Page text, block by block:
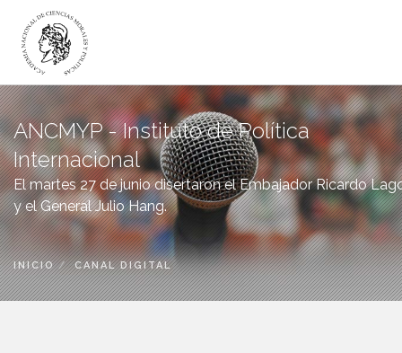
LA ACADEMIA
ACADÉMICOS
INSTITUTOS
DICTÁMENES
PUBLICACIONES
CANAL DIGITAL
BIBLIOTECA
ANCMYP - Instituto de Política
Internacional
El martes 27 de junio disertaron el Embajador Ricardo
y el General Julio Hang.
INICIO CANAL DIGITAL